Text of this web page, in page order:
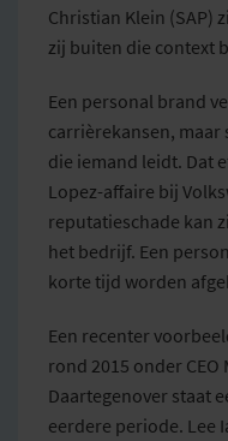
Christian Klein (SAP)
zij buiten die context
Een personal brand
carrièrekansen,
die iemand leidt. Dat
Lopez-affaire bij
reputatieschade kan
het bedrijf. Een
korte tijd worden
Een recenter
rond 2015 onder
Daartegenover staat
eerdere periode. Lee